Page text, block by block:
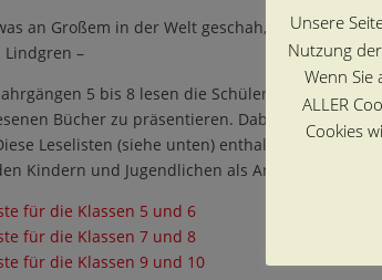
an Großem in der Welt geschah, vollzog sich
Lindgren –
ängen 5 bis 8 lesen die Schülerinnen und Sch
Bücher zu präsentieren. Dabei sollen sie
Leselisten (siehe unten) enthalten Klassiker,
Kindern und Jugendlichen als Anregung dienen.
für die Klassen 5 und 6
für die Klassen 7 und 8
für die Klassen 9 und 10
Unsere
Nutzung
Wenn Sie
ALLER
Cookies